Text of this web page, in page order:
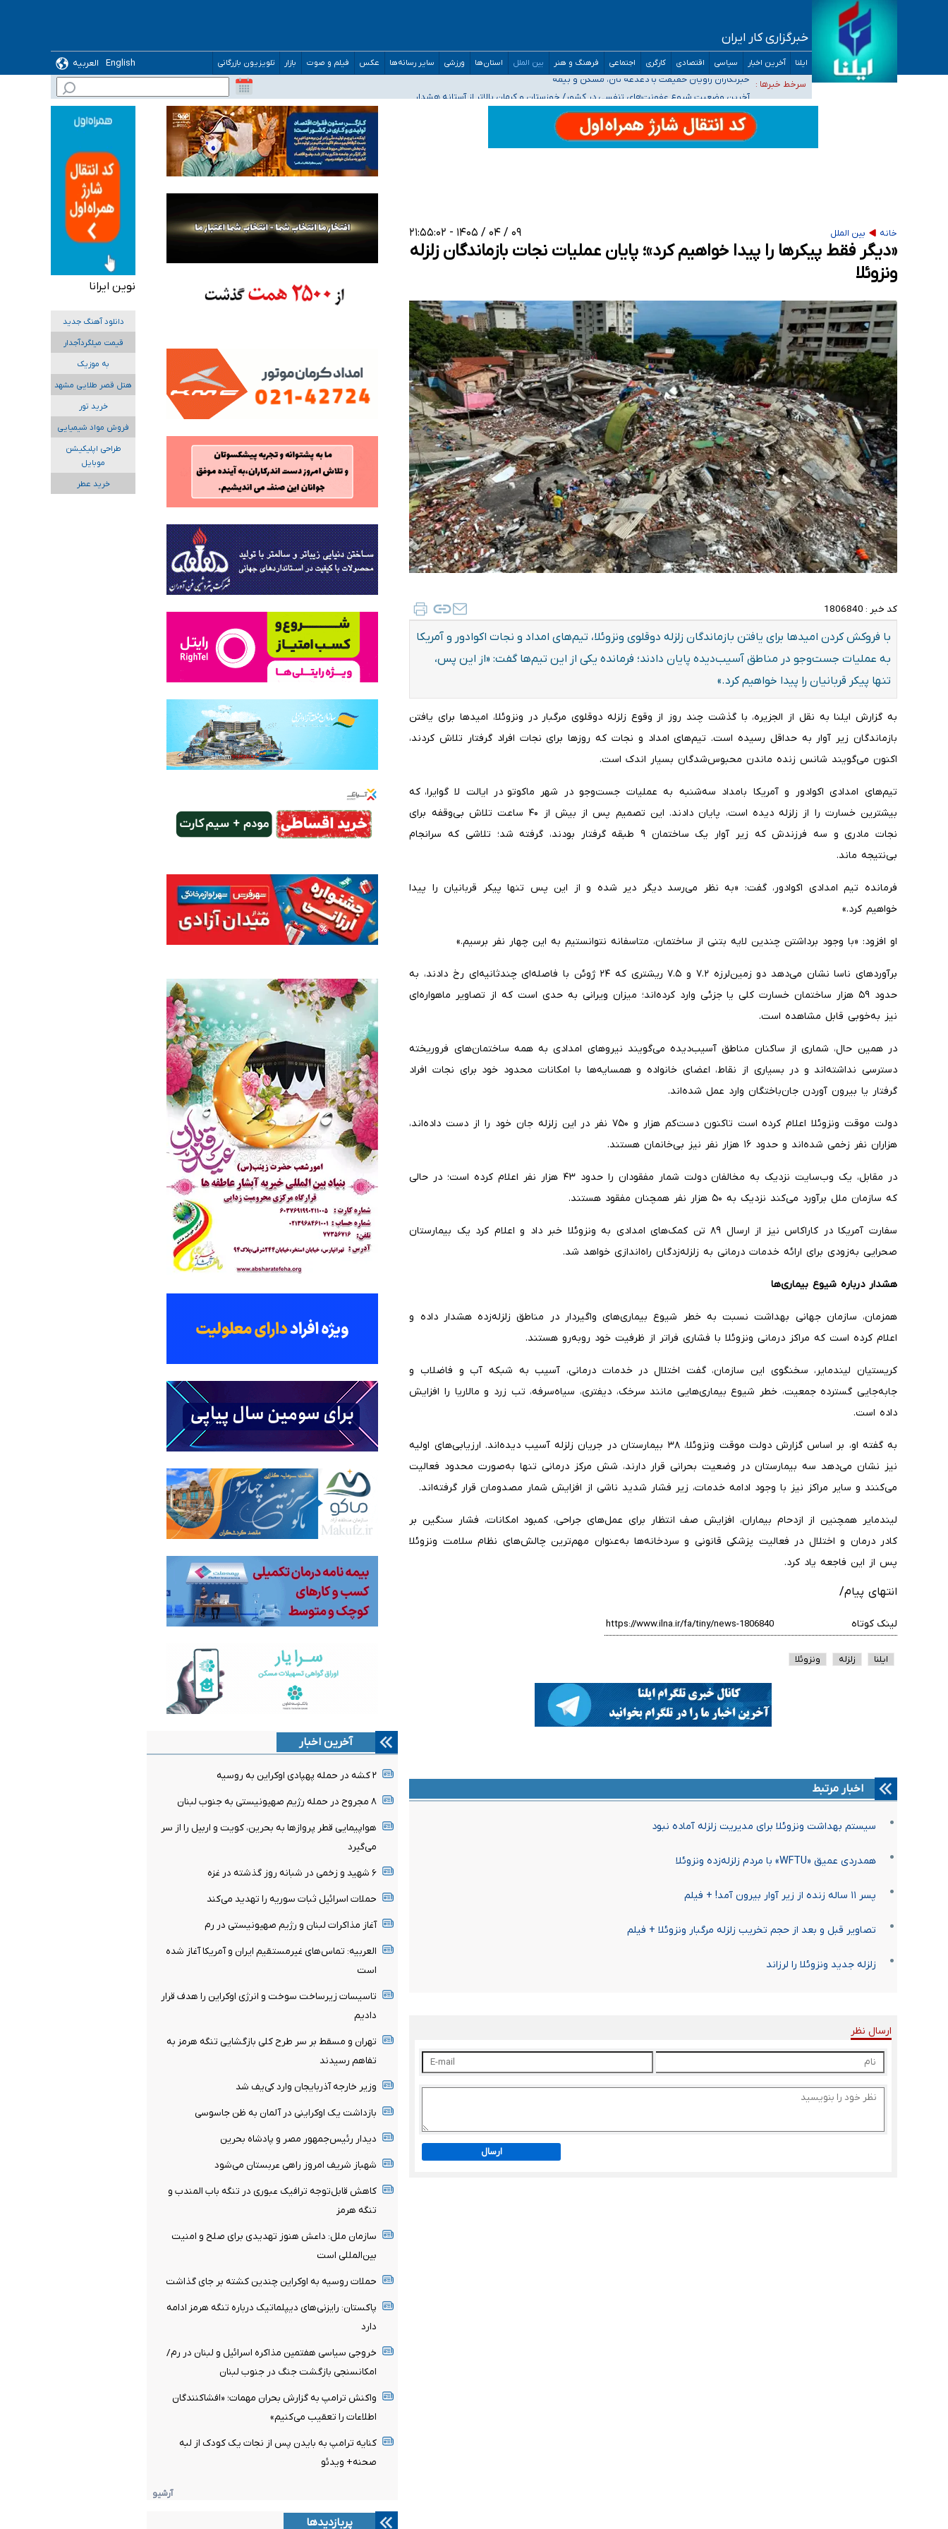
خبرگزاری کار ایران
ایلنا آخرین اخبار سیاسی اقتصادی کارگری اجتماعی فرهنگ و هنر بین الملل استان‌ها ورزشی سایر رسانه‌ها عکس فیلم و صوت بازار تلویزیون بازرگانی English
العربیه
سرخط خبرها :
تعویق آزمون ورودی دکترای تخصصی فرماندهی صحنه عملیات و دکترای تخصصی جغرافیای نظامی دافوس آجا
خبرنگاران راویان حقیقت با دغدغه نان، مسکن و بیمه
آخرین وضعیت شیوع عفونت‌های تنفسی در کشور/ خوزستان و کرمان بالاتر از آستانه هشدار
هیچ پرستاری بازداشت یا اخراج نشده است/ از رئیس جمهور خواستیم ورود کند
ثبت‌نام بخش عمده دانش‌آموزان مدارس ایرانی امارات در کشور/ درباره محصلان باقی‌مانده در دبی متناسب با شرایط جدید تصمیم‌گیری می‌شود
خانه بین الملل ۰۹ / ۰۴ / ۱۴۰۵ - ۲۱:۵۵:۰۲
«دیگر فقط پیکرها را پیدا خواهیم کرد»؛ پایان عملیات نجات بازماندگان زلزله
ونزوئلا
کد خبر : 1806840
با فروکش کردن امیدها برای یافتن بازماندگان زلزله دوقلوی ونزوئلا، تیم‌های امداد و نجات اکوادور و آمریکا
به عملیات جست‌وجو در مناطق آسیب‌دیده پایان دادند؛ فرمانده یکی از این تیم‌ها گفت: «از این پس،
تنها پیکر قربانیان را پیدا خواهیم کرد.»
به گزارش ایلنا به نقل از الجزیره، با گذشت چند روز از وقوع زلزله دوقلوی مرگبار در ونزوئلا، امیدها برای یافتن
بازماندگان زیر آوار به حداقل رسیده است. تیم‌های امداد و نجات که روزها برای نجات افراد گرفتار تلاش کردند،
اکنون می‌گویند شانس زنده ماندن محبوس‌شدگان بسیار اندک است.
تیم‌های امدادی اکوادور و آمریکا بامداد سه‌شنبه به عملیات جست‌وجو در شهر ماکوتو در ایالت لا گوایرا، که
بیشترین خسارت را از زلزله دیده است، پایان دادند. این تصمیم پس از بیش از ۴۰ ساعت تلاش بی‌وقفه برای
نجات مادری و سه فرزندش که زیر آوار یک ساختمان ۹ طبقه گرفتار بودند، گرفته شد؛ تلاشی که سرانجام
بی‌نتیجه ماند.
فرمانده تیم امدادی اکوادور، گفت: «به نظر می‌رسد دیگر دیر شده و از این پس تنها پیکر قربانیان را پیدا
خواهیم کرد.»
او افزود: «با وجود برداشتن چندین لایه بتنی از ساختمان، متاسفانه نتوانستیم به این چهار نفر برسیم.»
برآوردهای ناسا نشان می‌دهد دو زمین‌لرزه ۷.۲ و ۷.۵ ریشتری که ۲۴ ژوئن با فاصله‌ای چندثانیه‌ای رخ دادند، به
حدود ۵۹ هزار ساختمان خسارت کلی یا جزئی وارد کرده‌اند؛ میزان ویرانی به حدی است که از تصاویر ماهواره‌ای
نیز به‌خوبی قابل مشاهده است.
در همین حال، شماری از ساکنان مناطق آسیب‌دیده می‌گویند نیروهای امدادی به همه ساختمان‌های فروریخته
دسترسی نداشته‌اند و در بسیاری از نقاط، اعضای خانواده و همسایه‌ها با امکانات محدود خود برای نجات افراد
گرفتار یا بیرون آوردن جان‌باختگان وارد عمل شده‌اند.
دولت موقت ونزوئلا اعلام کرده است تاکنون دست‌کم هزار و ۷۵۰ نفر در این زلزله جان خود را از دست داده‌اند،
هزاران نفر زخمی شده‌اند و حدود ۱۶ هزار نفر نیز بی‌خانمان هستند.
در مقابل، یک وب‌سایت نزدیک به مخالفان دولت شمار مفقودان را حدود ۴۳ هزار نفر اعلام کرده است؛ در حالی
که سازمان ملل برآورد می‌کند نزدیک به ۵۰ هزار نفر همچنان مفقود هستند.
سفارت آمریکا در کاراکاس نیز از ارسال ۸۹ تن کمک‌های امدادی به ونزوئلا خبر داد و اعلام کرد یک بیمارستان
صحرایی به‌زودی برای ارائه خدمات درمانی به زلزله‌زدگان راه‌اندازی خواهد شد.
هشدار درباره شیوع بیماری‌ها
همزمان، سازمان جهانی بهداشت نسبت به خطر شیوع بیماری‌های واگیردار در مناطق زلزله‌زده هشدار داده و
اعلام کرده است که مراکز درمانی ونزوئلا با فشاری فراتر از ظرفیت خود روبه‌رو هستند.
کریستیان لیندمایر، سخنگوی این سازمان، گفت اختلال در خدمات درمانی، آسیب به شبکه آب و فاضلاب و
جابه‌جایی گسترده جمعیت، خطر شیوع بیماری‌هایی مانند سرخک، دیفتری، سیاه‌سرفه، تب زرد و مالاریا را افزایش
داده است.
به گفته او، بر اساس گزارش دولت موقت ونزوئلا، ۳۸ بیمارستان در جریان زلزله آسیب دیده‌اند. ارزیابی‌های اولیه
نیز نشان می‌دهد سه بیمارستان در وضعیت بحرانی قرار دارند، شش مرکز درمانی تنها به‌صورت محدود فعالیت
می‌کنند و سایر مراکز نیز با وجود ادامه خدمات، زیر فشار شدید ناشی از افزایش شمار مصدومان قرار گرفته‌اند.
لیندمایر همچنین از ازدحام بیماران، افزایش صف انتظار برای عمل‌های جراحی، کمبود امکانات، فشار سنگین بر
کادر درمان و اختلال در فعالیت پزشکی قانونی و سردخانه‌ها به‌عنوان مهم‌ترین چالش‌های نظام سلامت ونزوئلا
پس از این فاجعه یاد کرد.
انتهای پیام/
لینک کوتاه
ایلنا زلزله ونزوئلا
اخبار مرتبط
سیستم بهداشت ونزوئلا برای مدیریت زلزله آماده نبود
همدردی عمیق «WFTU» با مردم زلزله‌زده ونزوئلا
پسر ۱۱ ساله زنده از زیر آوار بیرون آمد! + فیلم
تصاویر قبل و بعد از حجم تخریب زلزله مرگبار ونزوئلا + فیلم
زلزله جدید ونزوئلا را لرزاند
ارسال نظر
ارسال
آخرین اخبار
۲ کشه در حمله پهپادی اوکراین به روسیه
۸ مجروح در حمله رژیم صهیونیستی به جنوب لبنان
هواپیمایی قطر پروازها به بحرین، کویت و اربیل را از سر
می‌گیرد
۶ شهید و زخمی در شبانه روز گذشته در غزه
حملات اسرائیل ثبات سوریه را تهدید می‌کند
آغاز مذاکرات لبنان و رژیم صهیونیستی در رم
العربیه: تماس‌های غیرمستقیم ایران و آمریکا آغاز شده
است
تاسیسات زیرساخت سوخت و انرژی اوکراین را هدف قرار
دادیم
تهران و مسقط بر سر طرح کلی بازگشایی تنگه هرمز به
تفاهم رسیدند
وزیر خارجه آذربایجان وارد کی‌یف شد
بازداشت یک اوکراینی در آلمان به ظن جاسوسی
دیدار رئیس‌جمهور مصر و پادشاه بحرین
شهباز شریف امروز راهی عربستان می‌شود
کاهش قابل‌توجه ترافیک عبوری در تنگه باب المندب و
تنگه هرمز
سازمان ملل: داعش هنوز تهدیدی برای صلح و امنیت
بین‌المللی است
حملات روسیه به اوکراین چندین کشته بر جای گذاشت
پاکستان: رایزنی‌های دیپلماتیک درباره تنگه هرمز ادامه
دارد
خروجی سیاسی هفتمین مذاکره اسرائیل و لبنان در رم/
امکانسنجی بازگشت جنگ در جنوب لبنان
واکنش ترامپ به گزارش بحران مهمات؛ «افشاکنندگان
اطلاعات را تعقیب می‌کنیم»
کنایه ترامپ به بایدن پس از نجات یک کودک از لبه
صحنه+ ویدئو
آرشیو
پربازدیدها
نوین ایرانا
دانلود آهنگ جدید
قیمت میلگردآجدار
به موزیک
هتل قصر طلایی مشهد
خرید تور
فروش مواد شیمیایی
طراحی اپلیکیشن
موبایل
خرید عطر